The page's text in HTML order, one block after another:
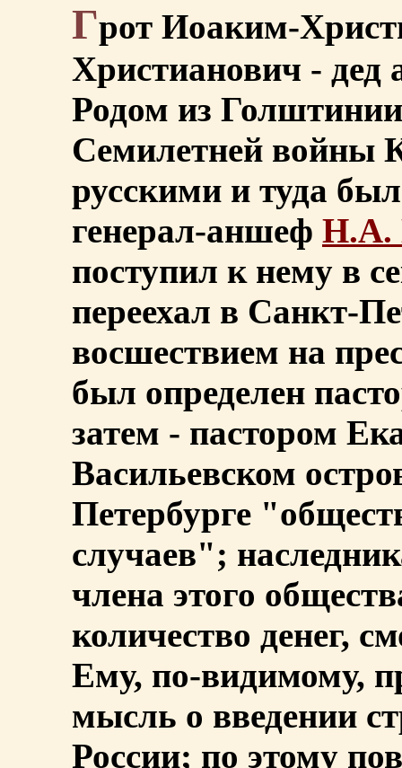
Грот Иоаким-
Христианович - дед
Родом из
Семилетней войны
русскими и туда
генерал-аншеф Н.А.
поступил к нему в
переехал в Санкт-
восшествием на
был определен
затем - пастором
Васильевском
Петербурге
случаев";
члена этого
количество денег,
Ему, по-видимому,
мысль о введении
России; по этому